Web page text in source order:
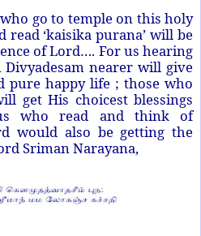
go to temple on this holy
read ‘kaisika purana’ will be
of Lord…. For us hearing
nearer will give
pure happy life ; those who
get His choicest blessings
who read and think of
would also be getting the
Sriman Narayana,